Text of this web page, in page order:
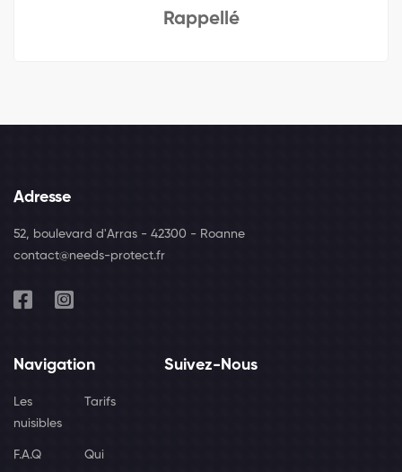
Rappellé
Adresse
52, boulevard d'Arras - 42300 - Roanne
contact@needs-protect.fr
Navigation
Les
nuisibles
Tarifs
F.A.Q
Qui
Suivez-Nous